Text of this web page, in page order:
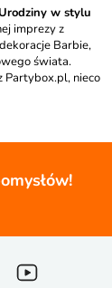
Urodziny w stylu
imprezy z
Barbie,
świata.
Partybox.pl, nieco